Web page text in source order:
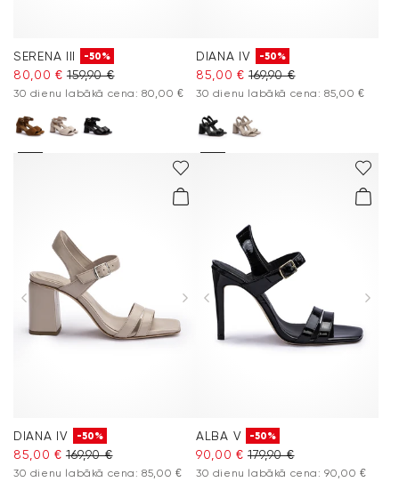
SERENA III -50%
80,00 € 159,90 €
30 dienu labākā cena: 80,00 €
DIANA IV -50%
85,00 € 169,90 €
30 dienu labākā cena: 85,00 €
DIANA IV -50%
85,00 € 169,90 €
30 dienu labākā cena: 85,00 €
ALBA V -50%
90,00 € 179,90 €
30 dienu labākā cena: 90,00 €